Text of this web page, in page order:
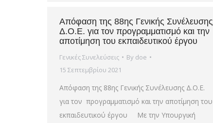
Απόφαση της 88ης Γενικής Συνέλευσης
Δ.Ο.Ε. για τον προγραμματισμό και την
αποτίμηση του εκπαιδευτικού έργου
Γενικές Συνελεύσεις By doe
15 Σεπτεμβρίου 2021
Απόφαση της 88ης Γενικής Συνέλευσης Δ.Ο.Ε.
για τον προγραμματισμό και την αποτίμηση του
εκπαιδευτικού έργου Με την Υπουργική